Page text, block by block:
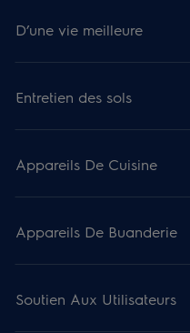
D’une vie meilleure
Entretien des sols
Appareils De Cuisine
Appareils De Buanderie
Soutien Aux Utilisateurs